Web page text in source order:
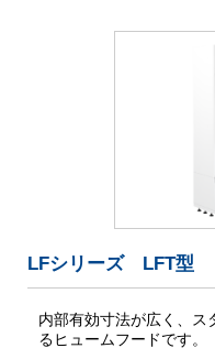
LFシリーズ LFT型
内部有効寸法が広く、ス
るヒュームフードです。